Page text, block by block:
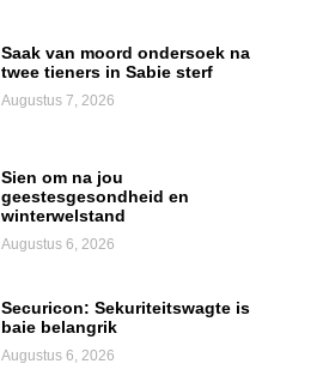
Saak van moord ondersoek na
twee tieners in Sabie sterf
Augustus 7, 2026
Sien om na jou
geestesgesondheid en
winterwelstand
Augustus 6, 2026
Securicon: Sekuriteitswagte is
baie belangrik
Augustus 6, 2026